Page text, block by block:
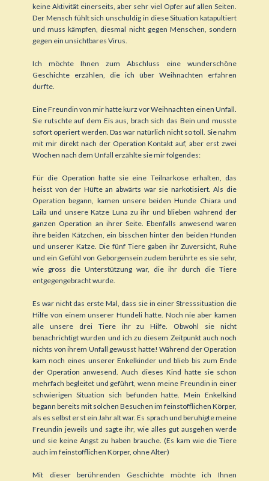
keine Aktivität einerseits, aber sehr viel Opfer auf allen Seiten.
Der Mensch fühlt sich unschuldig in diese Situation katapultiert
und muss kämpfen, diesmal nicht gegen Menschen, sondern
gegen ein unsichtbares Virus.
Ich möchte Ihnen zum Abschluss eine wunderschöne
Geschichte erzählen, die ich über Weihnachten erfahren
durfte.
Eine Freundin von mir hatte kurz vor Weihnachten einen Unfall.
Sie rutschte auf dem Eis aus, brach sich das Bein und musste
sofort operiert werden. Das war natürlich nicht so toll. Sie nahm
mit mir direkt nach der Operation Kontakt auf, aber erst zwei
Wochen nach dem Unfall erzählte sie mir folgendes:
Für die Operation hatte sie eine Teilnarkose erhalten, das
heisst von der Hüfte an abwärts war sie narkotisiert. Als die
Operation begann, kamen unsere beiden Hunde Chiara und
Laila und unsere Katze Luna zu ihr und blieben während der
ganzen Operation an ihrer Seite. Ebenfalls anwesend waren
ihre beiden Kätzchen, ein bisschen hinter den beiden Hunden
und unserer Katze. Die fünf Tiere gaben ihr Zuversicht, Ruhe
und ein Gefühl von Geborgensein zudem berührte es sie sehr,
wie gross die Unterstützung war, die ihr durch die Tiere
entgegengebracht wurde.
Es war nicht das erste Mal, dass sie in einer Stresssituation die
Hilfe von einem unserer Hundeli hatte. Noch nie aber kamen
alle unsere drei Tiere ihr zu Hilfe. Obwohl sie nicht
benachrichtigt wurden und ich zu diesem Zeitpunkt auch noch
nichts von ihrem Unfall gewusst hatte! Während der Operation
kam noch eines unserer Enkelkinder und blieb bis zum Ende
der Operation anwesend. Auch dieses Kind hatte sie schon
mehrfach begleitet und geführt, wenn meine Freundin in einer
schwierigen Situation sich befunden hatte. Mein Enkelkind
begann bereits mit solchen Besuchen im feinstofflichen Körper,
als es selbst erst ein Jahr alt war. Es sprach und beruhigte meine
Freundin jeweils und sagte ihr, wie alles gut ausgehen werde
und sie keine Angst zu haben brauche. (Es kam wie die Tiere
auch im feinstofflichen Körper, ohne Alter)
Mit dieser berührenden Geschichte möchte ich Ihnen